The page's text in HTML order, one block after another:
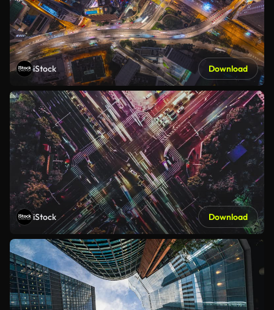
iStock Download
iStock Download